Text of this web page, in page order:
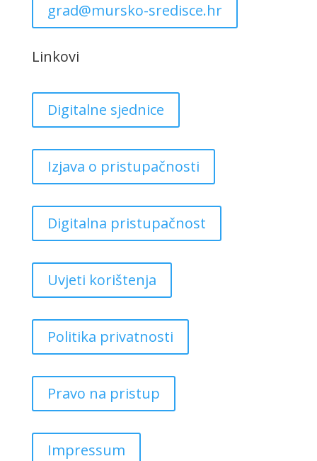
grad@mursko-sredisce.hr
Linkovi
Digitalne sjednice
Izjava o pristupačnosti
Digitalna pristupačnost
Uvjeti korištenja
Politika privatnosti
Pravo na pristup
Impressum